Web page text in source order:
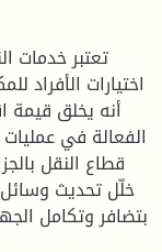
تعتبر خدمات
اختيارات الأفراد
أنه يخلق قيمة
الفعالة في
قطاع النقل
خلّل تحديث
بتضافر وتكامل